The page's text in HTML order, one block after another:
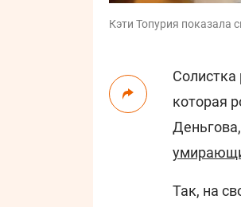
Кэти Топурия показала
Солистка
которая
Деньгова,
Так, на